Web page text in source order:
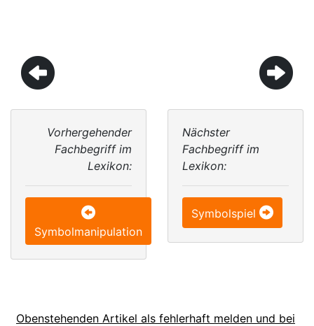
Vorhergehender
Fachbegriff im
Lexikon:
Symbolmanipulation
Nächster
Fachbegriff im
Lexikon:
Symbolspiel
Obenstehenden Artikel als fehlerhaft melden und bei